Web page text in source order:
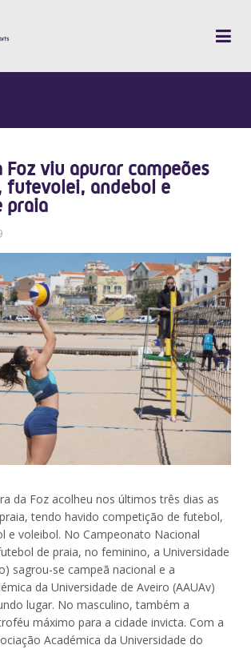
Foz viu apurar campeões
futevolei, andebol e
praia
da Foz acolheu nos últimos três dias as
tendo havido competição de futebol,
e voleibol. No Campeonato Nacional
de praia, no feminino, a Universidade
sagrou-se campeã nacional e a
da Universidade de Aveiro (AAUAv)
lugar. No masculino, também a
máximo para a cidade invicta. Com a
Académica da Universidade do